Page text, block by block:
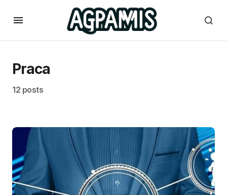
Praca
12 posts